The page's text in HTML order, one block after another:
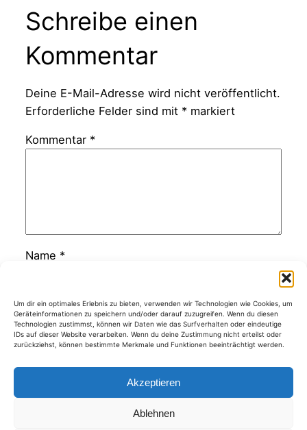
Um dir ein optimales Erlebnis zu bieten, verwenden wir Technologien wie Cookies, um
Geräteinformationen zu speichern und/oder darauf zuzugreifen. Wenn du diesen
Technologien zustimmst, können wir Daten wie das Surfverhalten oder eindeutige
IDs auf dieser Website verarbeiten. Wenn du deine Zustimmung nicht erteilst oder
zurückziehst, können bestimmte Merkmale und Funktionen beeinträchtigt werden.
Akzeptieren
Ablehnen
Schreibe einen
Kommentar
Deine E-Mail-Adresse wird nicht veröffentlicht.
Erforderliche Felder sind mit *markiert
Kommentar *
Name *
E-Mail-Adresse*
Website